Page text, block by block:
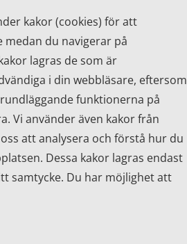
kakor (cookies) för att
du navigerar på
lagras de som är
i din webbläsare, eftersom
funktionerna på
Vi använder även kakor från
att analysera och förstå hur du
Dessa kakor lagras endast
samtycke. Du har möjlighet att